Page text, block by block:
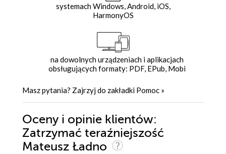
systemach Windows, Android, iOS,
HarmonyOS
na dowolnych urządzeniach i aplikacjach
obsługujących formaty: PDF, EPub, Mobi
Masz pytania? Zajrzyj do zakładki Pomoc »
Oceny i opinie klientów:
Zatrzymać teraźniejszość
Mateusz Ładno